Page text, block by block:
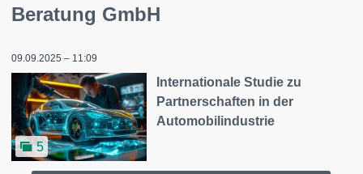
Beratung GmbH
09.09.2025 – 11:09
5
Internationale Studie zu
Partnerschaften in der
Automobilindustrie